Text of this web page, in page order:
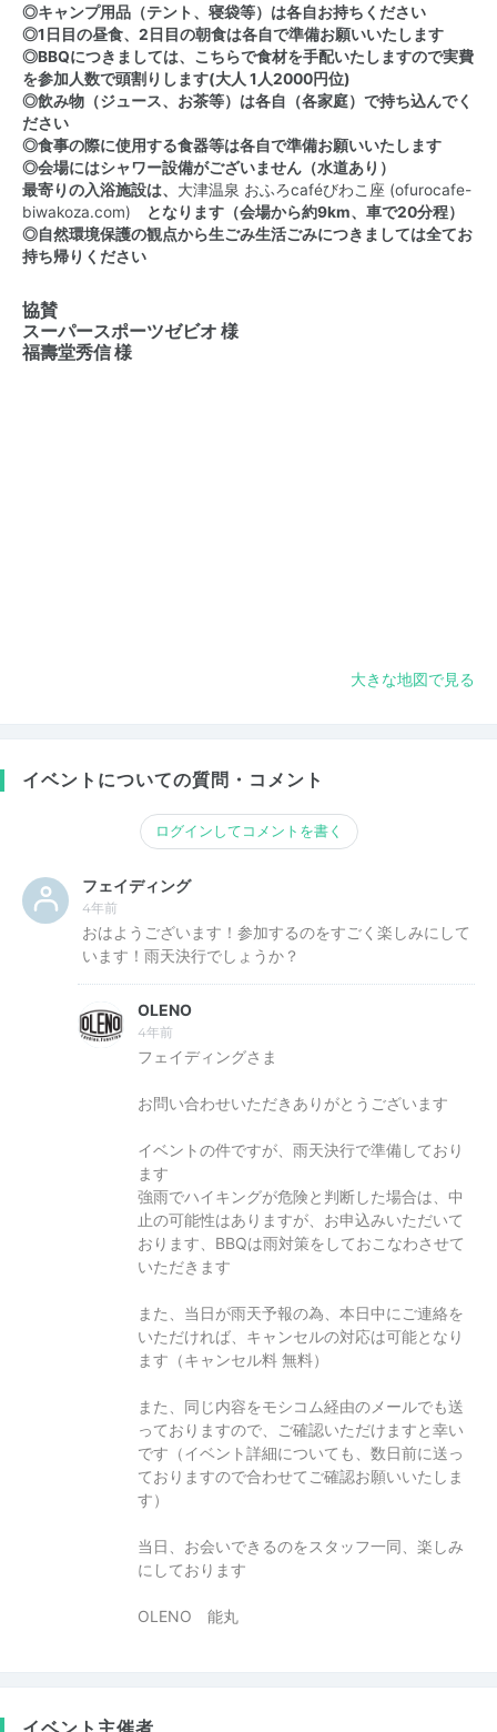
◎キャンプ用品（テント、寝袋等）は各自お持ちください
◎1日目の昼食、2日目の朝食は各自で準備お願いいたします
◎BBQにつきましては、こちらで食材を手配いたしますので実費
を参加人数で頭割りします(大人 1人2000円位)
◎飲み物（ジュース、お茶等）は各自（各家庭）で持ち込んでく
ださい
◎食事の際に使用する食器等は各自で準備お願いいたします
◎会場にはシャワー設備がございません（水道あり）
最寄りの入浴施設は、 大津温泉 おふろcaféびわこ座 (ofurocafe-
biwakoza.com)
となります（会場から約9km、車で20分程）
◎自然環境保護の観点から生ごみ生活ごみにつきましては全てお
持ち帰りください
協賛
スーパースポーツゼビオ 様
福壽堂秀信 様
大きな地図で見る
イベントについての質問・コメント
ログインしてコメントを書く
フェイディング
4年前
おはようございます！参加するのをすごく楽しみにして
います！雨天決行でしょうか？
OLENO
4年前
フェイディングさま
お問い合わせいただきありがとうございます
イベントの件ですが、雨天決行で準備しており
ます
強雨でハイキングが危険と判断した場合は、中
止の可能性はありますが、お申込みいただいて
おります、BBQは雨対策をしておこなわさせて
いただきます
また、当日が雨天予報の為、本日中にご連絡を
いただければ、キャンセルの対応は可能となり
ます（キャンセル料 無料）
また、同じ内容をモシコム経由のメールでも送
っておりますので、ご確認いただけますと幸い
です（イベント詳細についても、数日前に送っ
ておりますので合わせてご確認お願いいたしま
す）
当日、お会いできるのをスタッフ一同、楽しみ
にしております
OLENO 能丸
イベント主催者